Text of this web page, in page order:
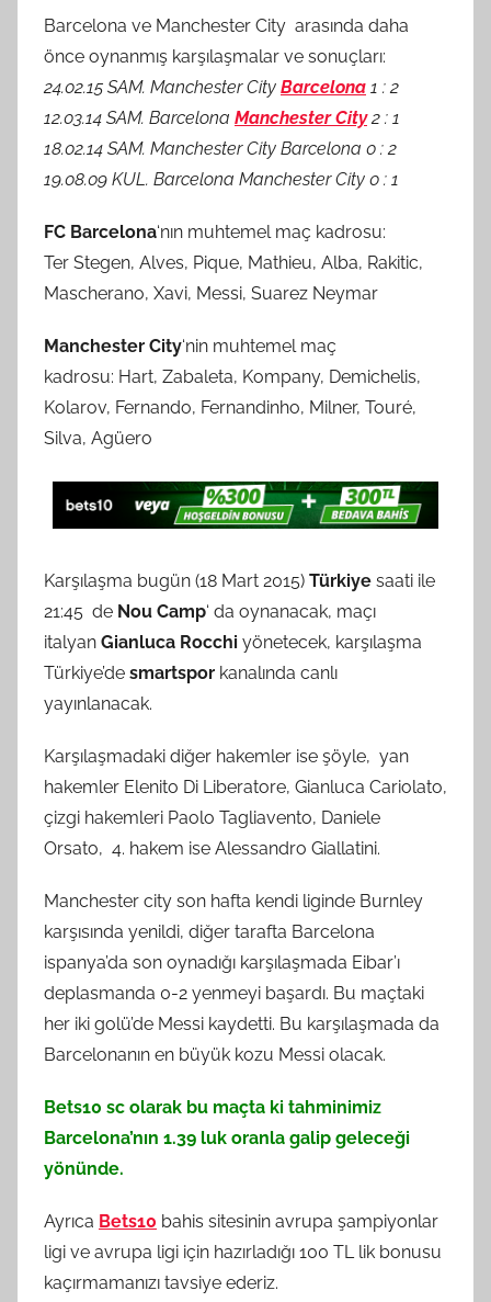
Barcelona ve Manchester City arasında daha
önce oynanmış karşılaşmalar ve sonuçları:
24.02.15 SAM. Manchester City Barcelona 1 : 2
12.03.14 SAM. Barcelona Manchester City2 : 1
18.02.14 SAM. Manchester City Barcelona 0 : 2
19.08.09 KUL. Barcelona Manchester City 0 : 1
FC Barcelona‘nın muhtemel maç kadrosu:
Ter Stegen, Alves, Pique, Mathieu, Alba, Rakitic,
Mascherano, Xavi, Messi, Suarez Neymar
Manchester City‘nin muhtemel maç
kadrosu: Hart, Zabaleta, Kompany, Demichelis,
Kolarov, Fernando, Fernandinho, Milner, Touré,
Silva, Agüero
Karşılaşma bugün (18 Mart 2015) Türkiye saati ile
21:45 de Nou Camp‘ da oynanacak, maçı
italyan Gianluca Rocchi yönetecek, karşılaşma
Türkiye’de smartspor kanalında canlı
yayınlanacak.
Karşılaşmadaki diğer hakemler ise şöyle, yan
hakemler Elenito Di Liberatore, Gianluca Cariolato,
çizgi hakemleri Paolo Tagliavento, Daniele
Orsato, 4. hakem ise Alessandro Giallatini.
Manchester city son hafta kendi liginde Burnley
karşısında yenildi, diğer tarafta Barcelona
ispanya’da son oynadığı karşılaşmada Eibar’ı
deplasmanda 0-2 yenmeyi başardı. Bu maçtaki
her iki golü’de Messi kaydetti. Bu karşılaşmada da
Barcelonanın en büyük kozu Messi olacak.
Bets10 sc olarak bu maçta ki tahminimiz
Barcelona’nın 1.39 luk oranla galip geleceği
yönünde.
Ayrıca Bets10 bahis sitesinin avrupa şampiyonlar
ligi ve avrupa ligi için hazırladığı 100 TL lik bonusu
kaçırmamanızı tavsiye ederiz.